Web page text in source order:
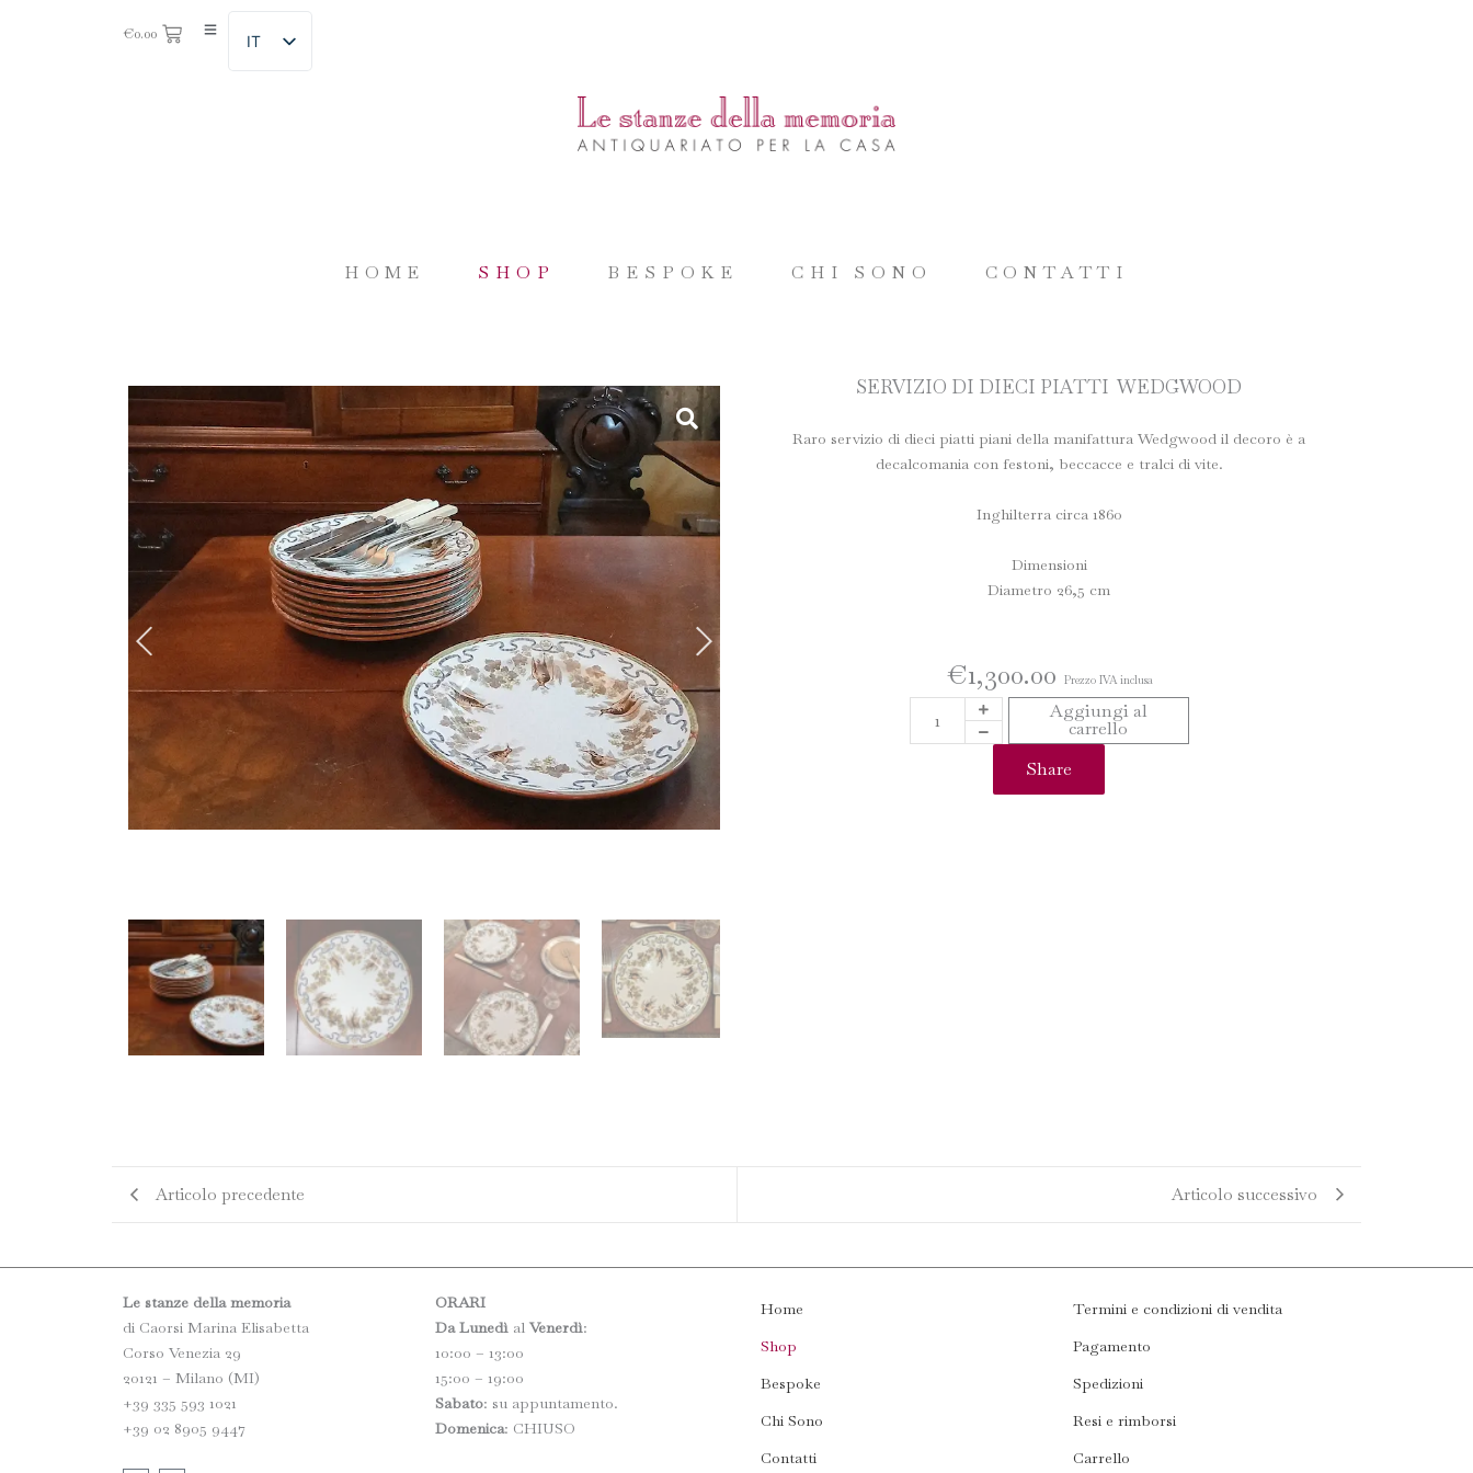
€0.00 IT
HOME SHOP BESPOKE CHI SONO CONTATTI
SERVIZIO DI DIECI PIATTI WEDGWOOD
Raro servizio di dieci piatti piani della manifattura Wedgwood il decoro è a
decalcomania con festoni, beccacce e tralci di vite.
Inghilterra circa 1860
Dimensioni
Diametro 26,5 cm
€1,300.00 Prezzo IVA inclusa
SERVIZIO
DI
DIECI
WEDGWOOD
Aggiungi al
carrello
Share
Articolo precedente Articolo successivo
Le stanze della memoria
di Caorsi Marina Elisabetta
Corso Venezia 29
20121 – Milano (MI)
+39 335 593 1021
+39 02 8905 9447
ORARI
Da Lunedì al Venerdì:
10:00 – 13:00
15:00 – 19:00
Sabato: su appuntamento.
Domenica: CHIUSO
Home
Shop
Bespoke
Chi Sono
Contatti
Termini e condizioni di vendita
Pagamento
Spedizioni
Resi e rimborsi
Carrello